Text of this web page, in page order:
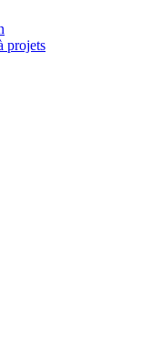
projets